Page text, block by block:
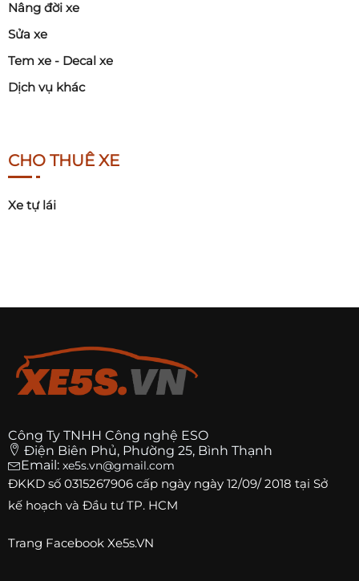
Nâng đời xe
Sửa xe
Tem xe - Decal xe
Dịch vụ khác
CHO THUÊ XE
Xe tự lái
Công Ty TNHH Công nghệ ESO
Điện Biên Phủ, Phường 25, Bình Thạnh
Email: xe5s.vn@gmail.com
ĐKKD số 0315267906 cấp ngày ngày 12/09/ 2018 tại Sở
kế hoạch và Đầu tư TP. HCM
Trang Facebook Xe5s.VN